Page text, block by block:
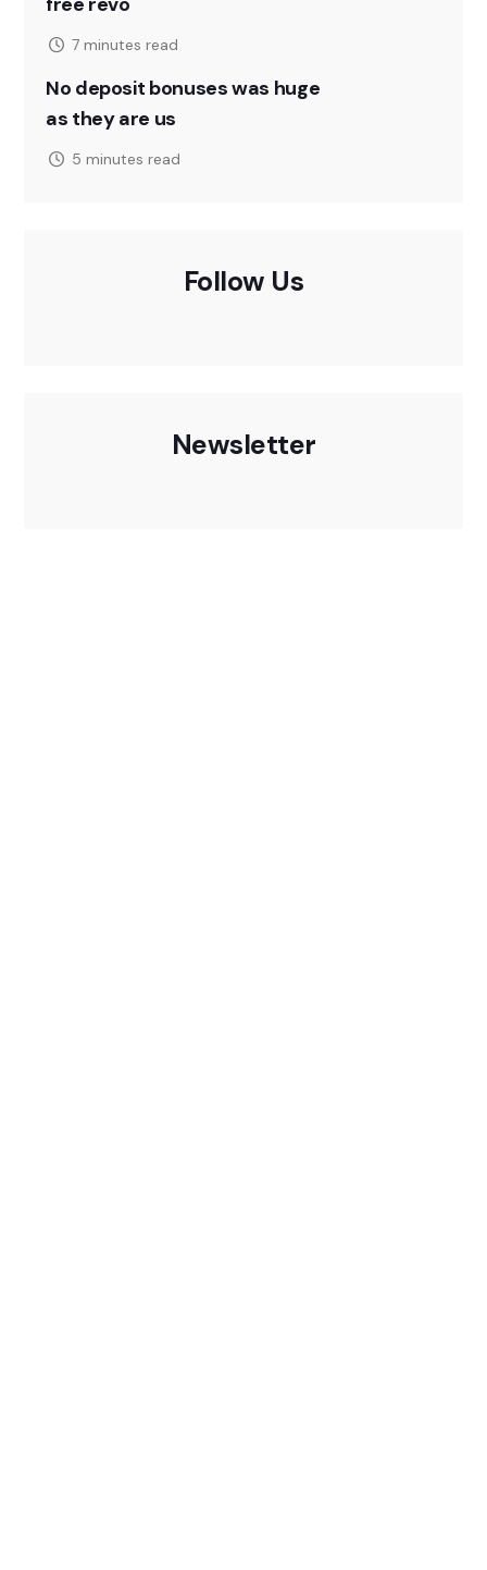
7 minutes read
No deposit bonuses was huge
as they are us
5 minutes read
Follow Us
Newsletter